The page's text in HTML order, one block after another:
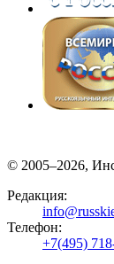
© 2005–2026,
Редакция:
Телефон:
+7(495)